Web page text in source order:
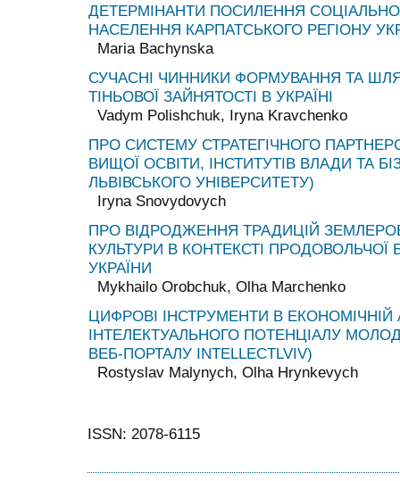
ДЕТЕРМІНАНТИ ПОСИЛЕННЯ
НАСЕЛЕННЯ КАРПАТСЬКОГО РЕГІОНУ
Maria Bachynska
СУЧАСНІ ЧИННИКИ ФОРМУВАННЯ ТА
ТІНЬОВОЇ ЗАЙНЯТОСТІ В УКРАЇНІ
Vadym Polishchuk, Iryna Kravchenko
ПРО СИСТЕМУ СТРАТЕГІЧНОГО
ВИЩОЇ ОСВІТИ, ІНСТИТУТІВ ВЛАДИ ТА
ЛЬВІВСЬКОГО УНІВЕРСИТЕТУ)
Iryna Snovydovych
ПРО ВІДРОДЖЕННЯ ТРАДИЦІЙ
КУЛЬТУРИ В КОНТЕКСТІ ПРОДОВОЛЬЧОЇ
УКРАЇНИ
Mykhailo Orobchuk, Olha Marchenko
ЦИФРОВІ ІНСТРУМЕНТИ В ЕКОНОМІЧНІЙ
ІНТЕЛЕКТУАЛЬНОГО ПОТЕНЦІАЛУ
ВЕБ-ПОРТАЛУ INTELLECTLVIV)
Rostyslav Malynych, Olha Hrynkevych
ISSN: 2078-6115